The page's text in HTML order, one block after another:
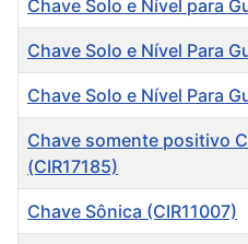
Chave Solo e Nível para
Chave Solo e Nível Para
Chave Solo e Nível Para
Chave somente positivo
(CIR17185)
Chave Sônica (CIR11007)